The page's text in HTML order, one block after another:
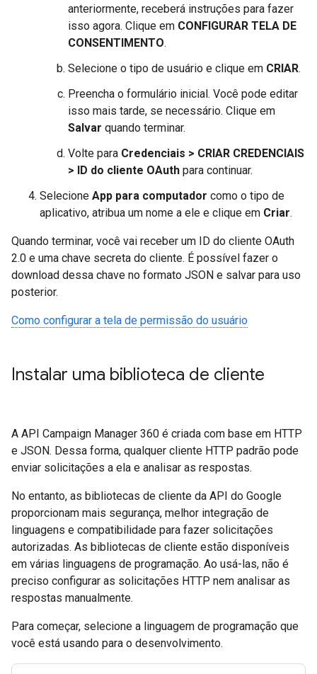
anteriormente, receberá instruções para fazer
isso agora. Clique em CONFIGURAR TELA DE
CONSENTIMENTO.
Selecione o tipo de usuário e clique em CRIAR.
Preencha o formulário inicial. Você pode editar
isso mais tarde, se necessário. Clique em
Salvar quando terminar.
Volte para Credenciais > CRIAR CREDENCIAIS
> ID do cliente OAuth para continuar.
Selecione App para computador como o tipo de
aplicativo, atribua um nome a ele e clique em Criar.
Quando terminar, você vai receber um ID do cliente OAuth
2.0 e uma chave secreta do cliente. É possível fazer o
download dessa chave no formato JSON e salvar para uso
posterior.
Como configurar a tela de permissão do usuário
Instalar uma biblioteca de cliente
A API Campaign Manager 360 é criada com base em HTTP
e JSON. Dessa forma, qualquer cliente HTTP padrão pode
enviar solicitações a ela e analisar as respostas.
No entanto, as bibliotecas de cliente da API do Google
proporcionam mais segurança, melhor integração de
linguagens e compatibilidade para fazer solicitações
autorizadas. As bibliotecas de cliente estão disponíveis
em várias linguagens de programação. Ao usá-las, não é
preciso configurar as solicitações HTTP nem analisar as
respostas manualmente.
Para começar, selecione a linguagem de programação que
você está usando para o desenvolvimento.